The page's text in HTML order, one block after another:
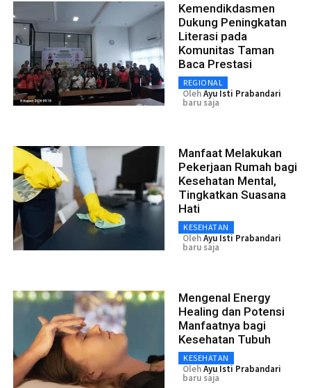
Kemendikdasmen
Dukung Peningkatan
Literasi pada
Komunitas Taman
Baca Prestasi
REGIONAL
OlehAyu Isti Prabandari
baru saja
Manfaat Melakukan
Pekerjaan Rumah bagi
Kesehatan Mental,
Tingkatkan Suasana
Hati
KESEHATAN
OlehAyu Isti Prabandari
baru saja
Mengenal Energy
Healing dan Potensi
Manfaatnya bagi
Kesehatan Tubuh
KESEHATAN
OlehAyu Isti Prabandari
baru saja